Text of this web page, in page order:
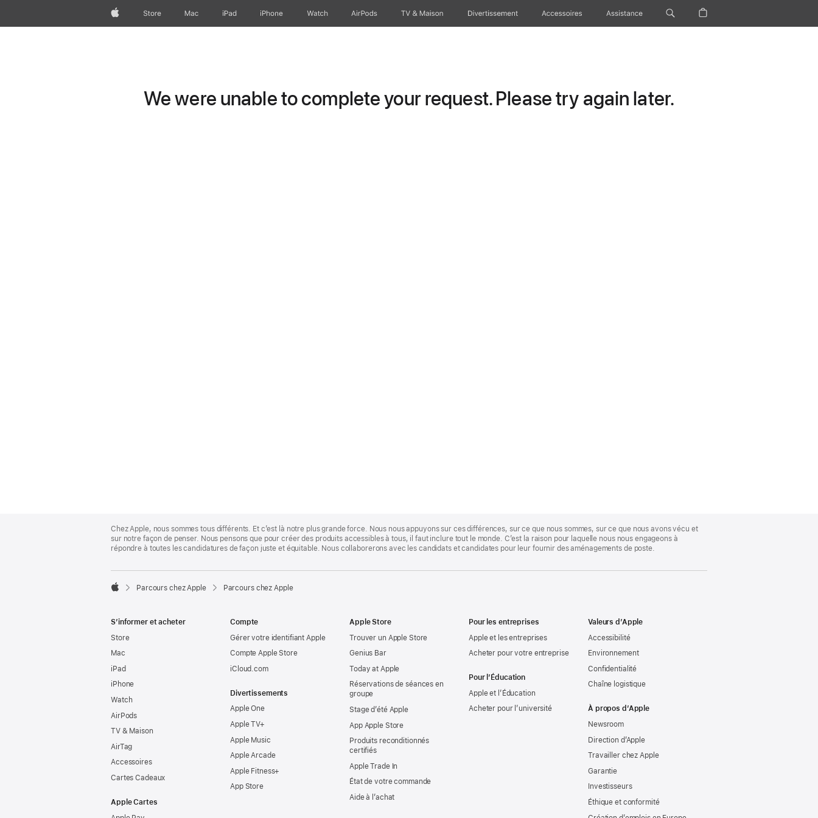
AppleStore Mac iPad iPhone Watch AirPods TV & Maison Divertissements Accessoires Assistance
We were unable to complete your request. Please try again later.
Footer
Chez Apple, nous sommes tous différents. Et c’est là notre plus grande force. Nous nous appuyons sur ces différences, sur ce que nous sommes, sur ce que nous avons vécu et
sur notre façon de penser. Nous pensons que pour créer des produits accessibles à tous, il faut inclure tout le monde. C’est la raison pour laquelle nous nous engageons à
répondre à toutes les candidatures de façon juste et équitable. Nous collaborerons avec les candidats et candidates pour leur fournir des aménagements de poste.

Parcours chez Apple Parcours chez Apple
S’informer et acheter
Store
Mac
iPad
iPhone
Watch
AirPods
TV & Maison
AirTag
Accessoires
Cartes Cadeaux
Apple Cartes
Compte
Gérer votre identifiant Apple
Compte Apple Store
iCloud.com
Divertissements
Apple One
Apple TV+
Apple Music
Apple Arcade
Apple Fitness+
App Store
Apple Store
Trouver un Apple Store
Genius Bar
Today at Apple
Réservations de séances en
groupe
Stage d’été Apple
App Apple Store
Produits reconditionnés
certifiés
Apple Trade In
État de votre commande
Aide à l’achat
Pour les entreprises
Apple et les entreprises
Acheter pour votre entreprise
Pour l’Éducation
Apple et l’Éducation
Acheter pour l’université
Valeurs d’Apple
Accessibilité
Environnement
Confidentialité
Chaîne logistique
À propos d’Apple
Newsroom
Direction d’Apple
Travailler chez Apple
Garantie
Investisseurs
Éthique et conformité